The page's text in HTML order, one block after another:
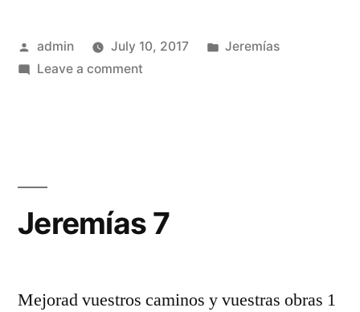
Posted
by
admin July 10, 2017
Posted
Jeremías
Leave a commenton
Jeremías 7
Mejorad vuestros caminos y vuestras obras 1